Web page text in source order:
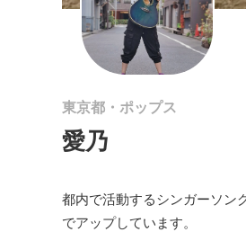
東京都・ポップス
愛乃
都内で活動するシンガーソン
でアップしています。